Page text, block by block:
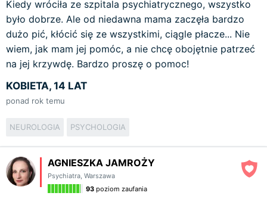
Kiedy wróciła ze szpitala psychiatrycznego, wszystko
było dobrze. Ale od niedawna mama zaczęła bardzo
dużo pić, kłócić się ze wszystkimi, ciągle płacze... Nie
wiem, jak mam jej pomóc, a nie chcę obojętnie patrzeć
na jej krzywdę. Bardzo proszę o pomoc!
KOBIETA, 14 LAT
ponad rok temu
NEUROLOGIA PSYCHOLOGIA
AGNIESZKA JAMROŻY
Psychiatra, Warszawa
93 poziom zaufania